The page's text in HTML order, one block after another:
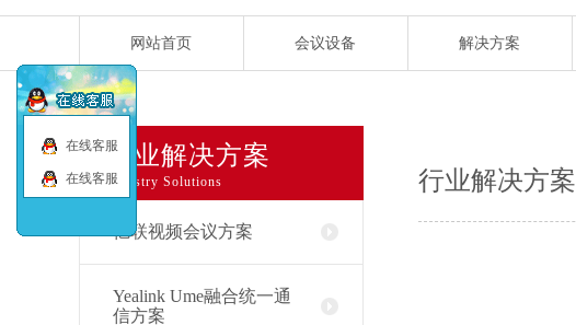
网站首页 会议设备 解决方案
行业解决方案
Industry Solutions
亿联视频会议方案
Yealink Ume融合统一通
信方案
行业解决方案
在线客服
在线客服